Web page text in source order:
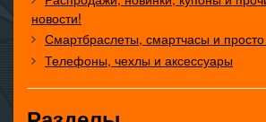
новости!
Смартбраслеты, смартчасы и
Телефоны, чехлы и аксессуары